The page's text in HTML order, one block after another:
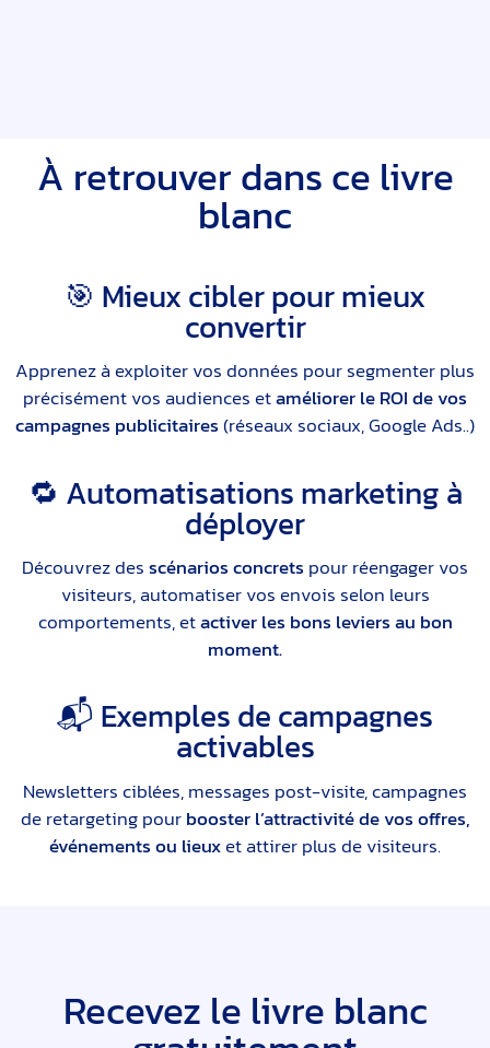
À retrouver dans ce livre
blanc
🎯 Mieux cibler pour mieux
convertir
Apprenez à exploiter vos données pour segmenter plus
précisément vos audiences etaméliorer le ROI de vos
campagnes publicitaires(réseaux sociaux, Google Ads..)
🔁 Automatisations marketing à
déployer
Découvrez desscénarios concrets pour réengager vos
visiteurs, automatiser vos envois selon leurs
comportements, etactiver les bons leviers au bon
moment.
📬 Exemples de campagnes
activables
Newsletters ciblées, messages post-visite, campagnes
de retargeting pourbooster l’attractivité de vos offres,
événements ou lieuxet attirer plus de visiteurs.
Recevez le livre blanc